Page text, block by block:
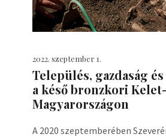
2022. szeptember 1.
Település, gazdaság
a késő bronzkori Kelet-
Magyarországon
A 2020 szeptemberében